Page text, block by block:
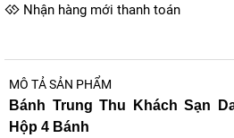
Nhận hàng mới thanh toán
MÔ TẢ SẢN PHẨM
Bánh Trung Thu Khách Sạn
Hộp 4 Bánh